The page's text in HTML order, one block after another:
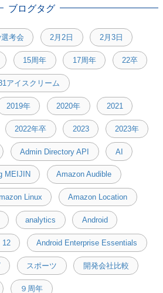
ブログタグ
考会 2月2日 2月3日
15周年 17周年 22卒
アイスクリーム
2019年 2020年 2021
2022年卒 2023 2023年
Admin Directory API AI
MEIJIN Amazon Audible
Linux Amazon Location
analytics Android
12 Android Enterprise Essentials
スポーツ 開発会社比較
９周年